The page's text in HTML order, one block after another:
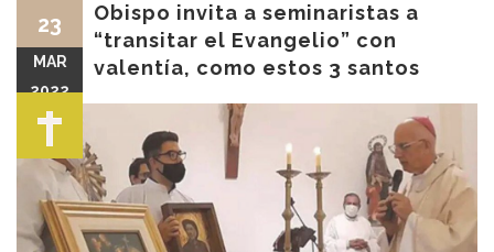
Obispo invita a seminaristas a
“transitar el Evangelio” con
valentía, como estos 3 santos
23
MAR
2022